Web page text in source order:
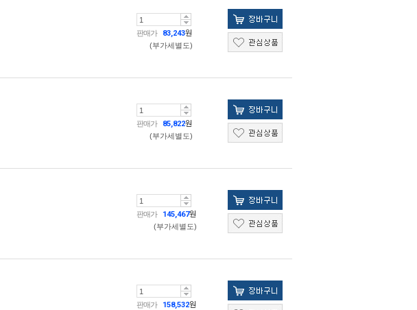
판매가 83,243원
(부가세별도)
판매가 85,822원
(부가세별도)
판매가 145,467원
(부가세별도)
판매가 158,532원